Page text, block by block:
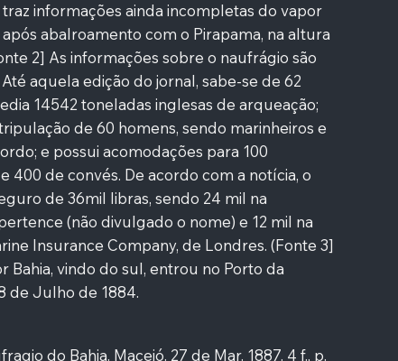
informações ainda incompletas do vapor
abalroamento com o Pirapama, na altura
2] As informações sobre o naufrágio são
aquela edição do jornal, sabe-se de 62
14542 toneladas inglesas de arqueação;
de 60 homens, sendo marinheiros e
e possui acomodações para 100
400 de convés. De acordo com a notícia, o
de 36mil libras, sendo 24 mil na
(não divulgado o nome) e 12 mil na
Insurance Company, de Londres. (Fonte 3]
Bahia, vindo do sul, entrou no Porto da
de Julho de 1884.
do Bahia. Maceió. 27 de Mar. 1887. 4 f., p.